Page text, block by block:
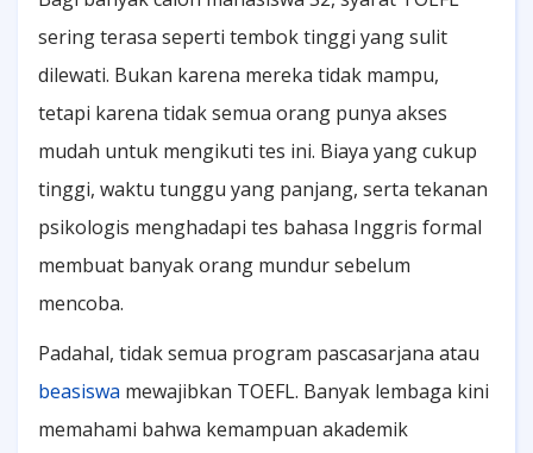
sering terasa seperti tembok tinggi yang sulit
dilewati. Bukan karena mereka tidak mampu,
tetapi karena tidak semua orang punya akses
mudah untuk mengikuti tes ini. Biaya yang cukup
tinggi, waktu tunggu yang panjang, serta tekanan
psikologis menghadapi tes bahasa Inggris formal
membuat banyak orang mundur sebelum
mencoba.
Padahal, tidak semua program pascasarjana atau
beasiswa mewajibkan TOEFL. Banyak lembaga kini
memahami bahwa kemampuan akademik